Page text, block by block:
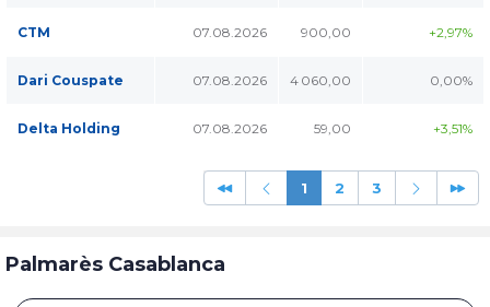
CTM 07.08.2026 900,00 +2,97%
Dari Couspate 07.08.2026 4 060,00 0,00%
Delta Holding 07.08.2026 59,00 +3,51%
1 2 3
Palmarès Casablanca